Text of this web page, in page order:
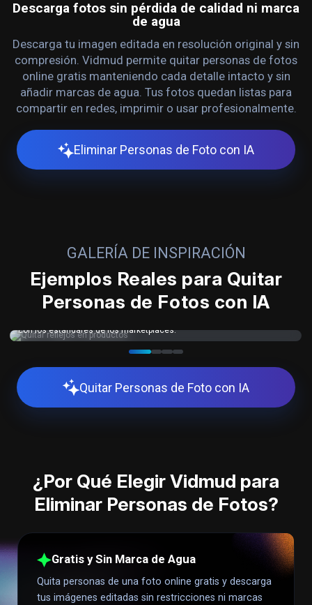
Descarga fotos sin pérdida de calidad ni marca
de agua
Descarga tu imagen editada en resolución original y sin
compresión. Vidmud permite quitar personas de fotos
online gratis manteniendo cada detalle intacto y sin
añadir marcas de agua. Tus fotos quedan listas para
compartir en redes, imprimir o usar profesionalmente.
Eliminar Personas de Foto con IA
GALERÍA DE INSPIRACIÓN
Ejemplos Reales para Quitar
Personas de Fotos con IA
con los estándares de los marketplaces.
Quitar Personas de Foto con IA
¿Por Qué Elegir Vidmud para
Eliminar Personas de Fotos?
Gratis y Sin Marca de Agua
Quita personas de una foto online gratis y descarga
tus imágenes editadas sin restricciones ni marcas